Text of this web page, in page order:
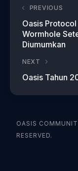
PREVIOUS
Oasis
Wormhole
Diumumkan
NEXT
Oasis Tahun
OASIS
RESERVED.